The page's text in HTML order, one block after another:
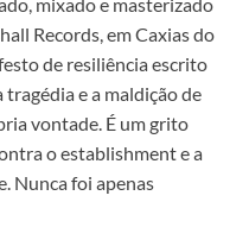
Records, em Caxias do
de resiliência escrito
e a maldição de
vontade. É um grito
o establishment e a
Nunca foi apenas